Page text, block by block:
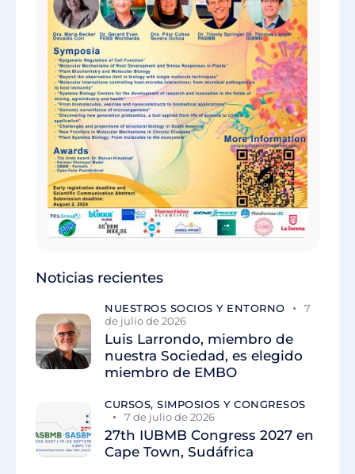
Noticias recientes
NUESTROS SOCIOS Y ENTORNO
7
de julio de 2026
Luis Larrondo, miembro de
nuestra Sociedad, es elegido
miembro de EMBO
CURSOS, SIMPOSIOS Y CONGRESOS
7 de julio de 2026
27th IUBMB Congress 2027 en
Cape Town, Sudáfrica